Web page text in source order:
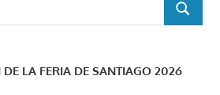
BUSCAR
LA FERIA DE SANTIAGO 2026